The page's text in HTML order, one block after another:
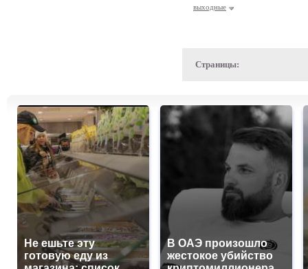
выходные
Страницы:
Не ешьте эту
готовую еду из
В ОАЭ произошло
жестокое убийство